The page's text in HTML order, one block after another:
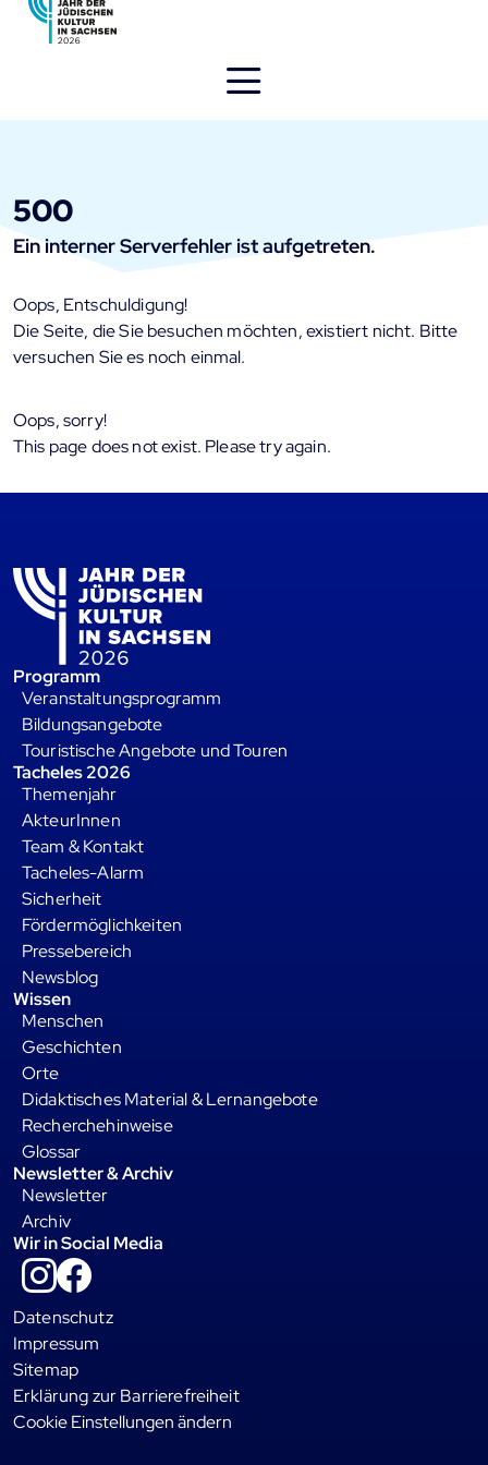
öffnen
500
Ein interner Serverfehler ist aufgetreten.
Oops, Entschuldigung!
Die Seite, die Sie besuchen möchten, existiert nicht. Bitte
versuchen Sie es noch einmal.
Oops, sorry!
This page does not exist. Please try again.
Programm
Veranstaltungsprogramm
Bildungsangebote
Touristische Angebote und Touren
Tacheles 2026
Themenjahr
AkteurInnen
Team & Kontakt
Tacheles-Alarm
Sicherheit
Fördermöglichkeiten
Pressebereich
Newsblog
Wissen
Menschen
Geschichten
Orte
Didaktisches Material & Lernangebote
Recherchehinweise
Glossar
Newsletter & Archiv
Newsletter
Archiv
Wir in Social Media
Instagram
Datenschutz
Impressum
Sitemap
Erklärung zur Barrierefreiheit
Cookie Einstellungen ändern